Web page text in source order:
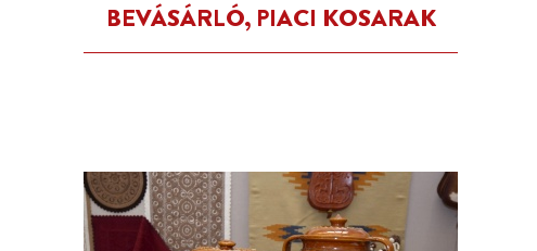
BEVÁSÁRLÓ, PIACI KOSARAK